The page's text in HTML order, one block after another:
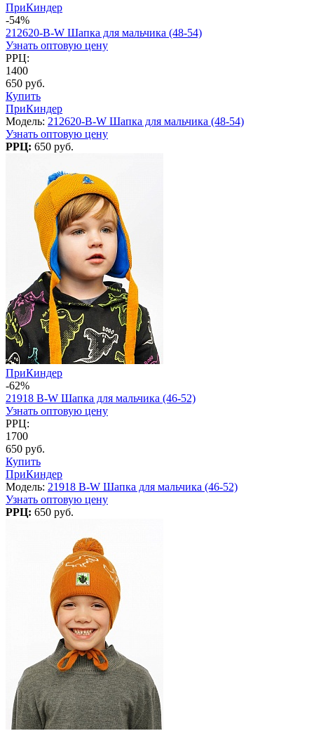
ПриКиндер
-54%
212620-B-W Шапка для мальчика (48-54)
Узнать оптовую цену
РРЦ:
1400
650 руб.
Купить
ПриКиндер
Модель: 212620-B-W Шапка для мальчика (48-54)
Узнать оптовую цену
РРЦ: 650 руб.
ПриКиндер
-62%
21918 B-W Шапка для мальчика (46-52)
Узнать оптовую цену
РРЦ:
1700
650 руб.
Купить
ПриКиндер
Модель: 21918 B-W Шапка для мальчика (46-52)
Узнать оптовую цену
РРЦ: 650 руб.